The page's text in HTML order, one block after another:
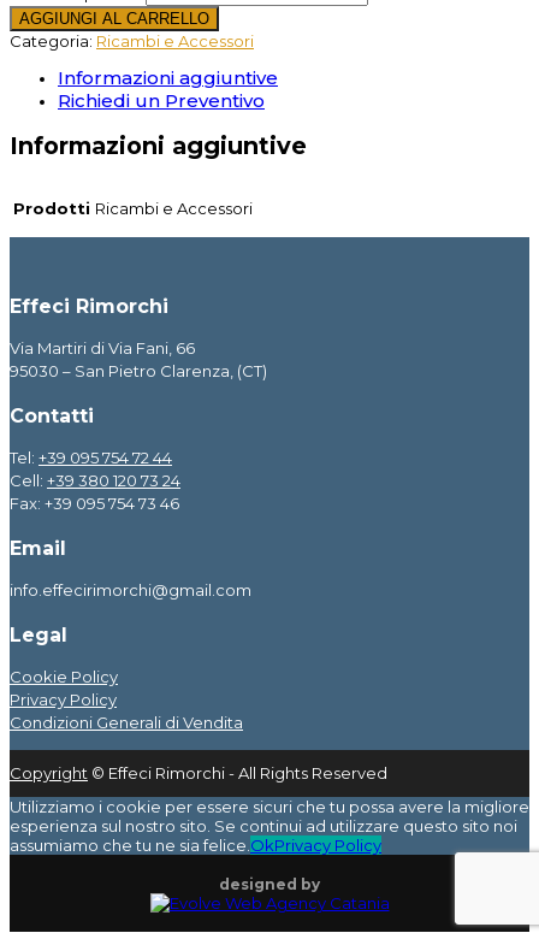
AGGIUNGI AL CARRELLO
Categoria: Ricambi e Accessori
Informazioni aggiuntive
Richiedi un Preventivo
Informazioni aggiuntive
Prodotti Ricambi e Accessori
Effeci Rimorchi
Via Martiri di Via Fani, 66
95030 – San Pietro Clarenza, (CT)
Contatti
Tel: +39 095 754 72 44
Cell: +39 380 120 73 24
Fax: +39 095 754 73 46
Email
info.effecirimorchi@gmail.com
Legal
Cookie Policy
Privacy Policy
Condizioni Generali di Vendita
Copyright © Effeci Rimorchi - All Rights Reserved
Utilizziamo i cookie per essere sicuri che tu possa avere la migliore
esperienza sul nostro sito. Se continui ad utilizzare questo sito noi
assumiamo che tu ne sia felice. OkPrivacy Policy
designed by